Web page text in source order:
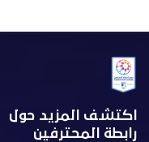
اكتشف المزيد حول
رابطة المحترفين